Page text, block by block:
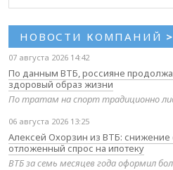
НОВОСТИ КОМПАНИЙ >
07 августа 2026 14:42
По данным ВТБ, россияне
здоровый образ жизни
По тратам на спорт традиционно
06 августа 2026 13:25
Алексей Охорзин из ВТБ: снижение
отложенный спрос на ипотеку
ВТБ за семь месяцев года оформил